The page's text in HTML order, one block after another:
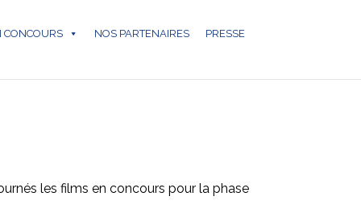
CONCOURS NOS PARTENAIRES PRESSE
les films en concours pour la phase